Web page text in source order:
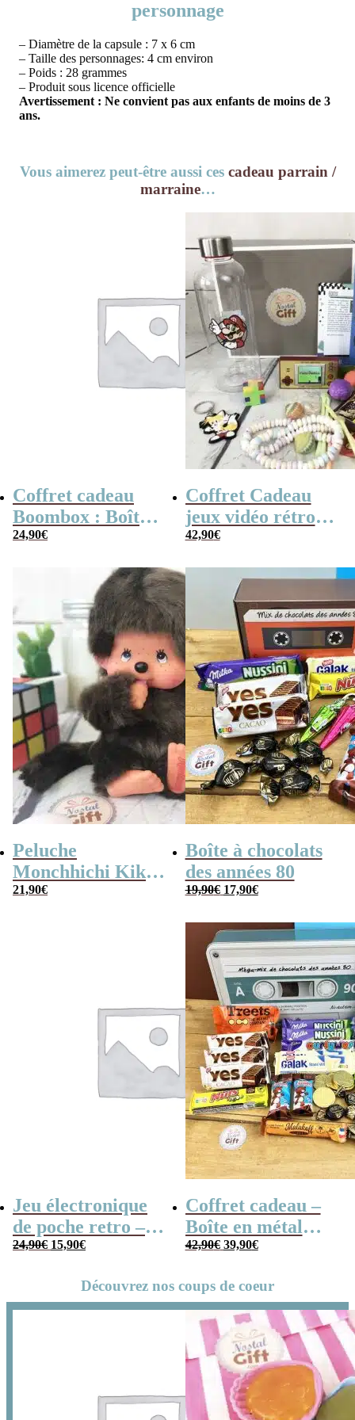
personnage
– Diamètre de la capsule : 7 x 6 cm
– Taille des personnages: 4 cm environ
– Poids : 28 grammes
– Produit sous licence officielle
Avertissement : Ne convient pas aux enfants de moins de 3
ans.
Vous aimerez peut-être aussi ces cadeau parrain /
marraine…
Coffret cadeau
Boombox : Boîte
bonbons des
Coffret bonbon
24,90€
Coffret Cadeau
jeux vidéo rétro
(avec sa console de
42,90€
Peluche
Monchhichi Kiki
l’original (20 cm)
21,90€
Boîte à chocolats
des années 80
19,90€ Le
était :
19,90€.
17,90€Le
est :
17,90€.
Jeu électronique
de poche retro –
Console vintage
24,90€ Le
24,90€.
15,90€Le
est :
15,90€.
Coffret cadeau –
Boîte en métal
cassette –
années 80 – grand
coffret chocolat
original
42,90€ Le
était :
42,90€.
39,90€Le
est :
39,90€.
Découvrez nos coups de coeur